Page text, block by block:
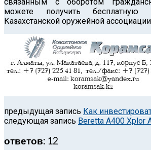
можете получить бесплатную
Казахстанской оружейной
предыдущая запись Как
следующая запись Beretta A400 Xplor
ответов: 12